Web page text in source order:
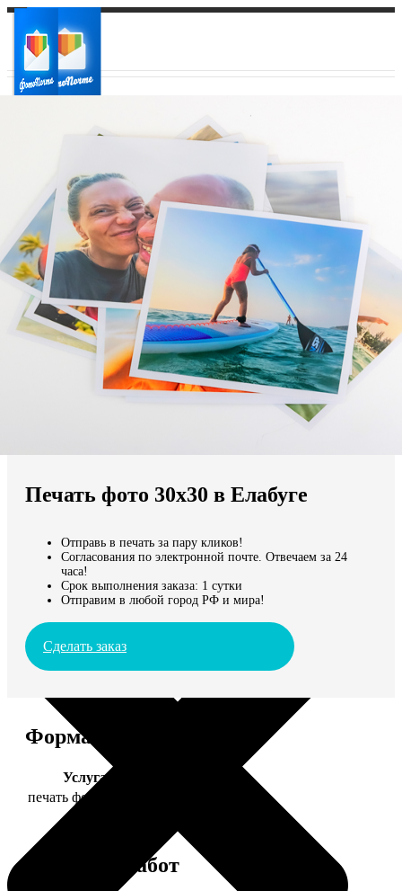
Ваш регион доставки
Выберите из списка:
Мы доставляем по всему миру
Продолжить без города
Печать фото 30х30 в Елабуге
Отправь в печать за пару кликов!
Согласования по электронной почте. Отвечаем за 24
часа!
Срок выполнения заказа: 1 сутки
Отправим в любой город РФ и мира!
Сделать заказ
Форматы и цены
Услуга
печать фото 30х30
Примеры работ